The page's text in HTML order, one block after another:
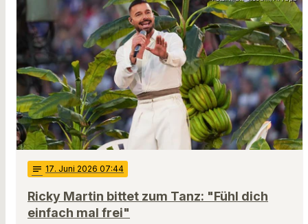
notes 17. Juni 2026 07:44
Ricky Martin bittet zum Tanz: "Fühl dich
einfach mal frei"